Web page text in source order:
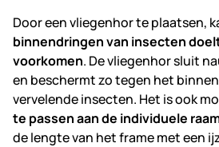
Door een vliegenhor te plaatsen,
binnendringen van insecten
voorkomen. De vliegenhor sluit
en beschermt zo tegen het
vervelende insecten. Het is ook
te passen aan de individuele
de lengte van het frame met een